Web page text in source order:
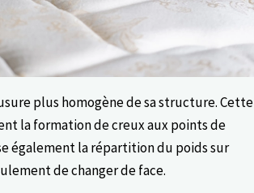
plus homogène de sa structure. Cette
la formation de creux aux points de
également la répartition du poids sur
de changer de face.